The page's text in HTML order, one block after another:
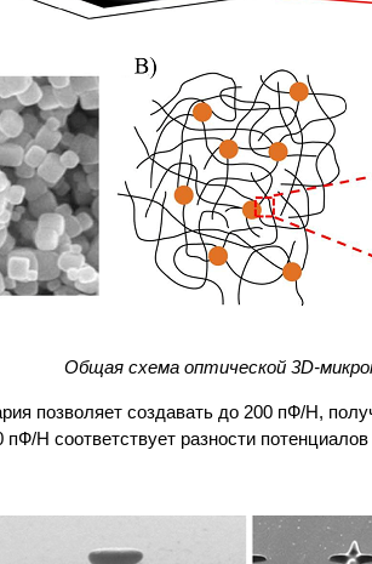
Общая схема оптической 3D-
позволяет создавать до 200 пФ/Н,
Н соответствует разности